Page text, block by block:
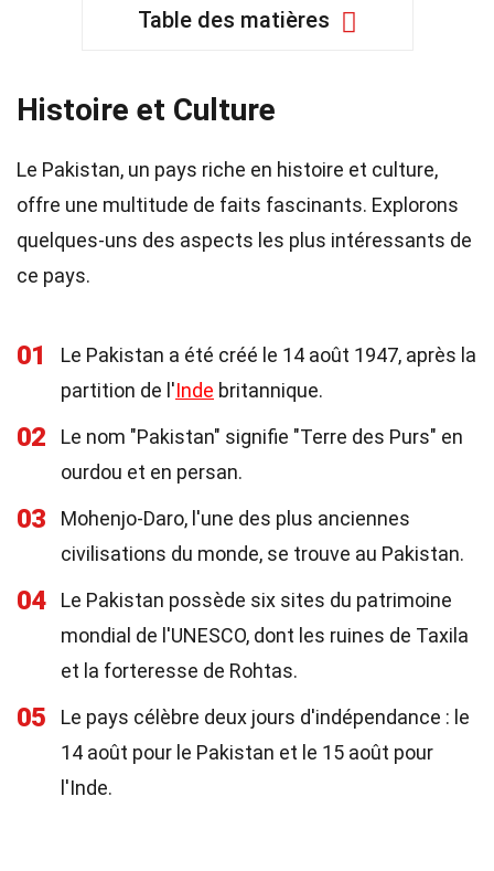
Table des matières
Histoire et Culture
Le Pakistan, un pays riche en histoire et culture,
offre une multitude de faits fascinants. Explorons
quelques-uns des aspects les plus intéressants de
ce pays.
01
Le Pakistan a été créé le 14 août 1947, après la
partition de l'Inde britannique.
02
Le nom "Pakistan" signifie "Terre des Purs" en
ourdou et en persan.
03
Mohenjo-Daro, l'une des plus anciennes
civilisations du monde, se trouve au Pakistan.
04
Le Pakistan possède six sites du patrimoine
mondial de l'UNESCO, dont les ruines de Taxila
et la forteresse de Rohtas.
05
Le pays célèbre deux jours d'indépendance : le
14 août pour le Pakistan et le 15 août pour
l'Inde.